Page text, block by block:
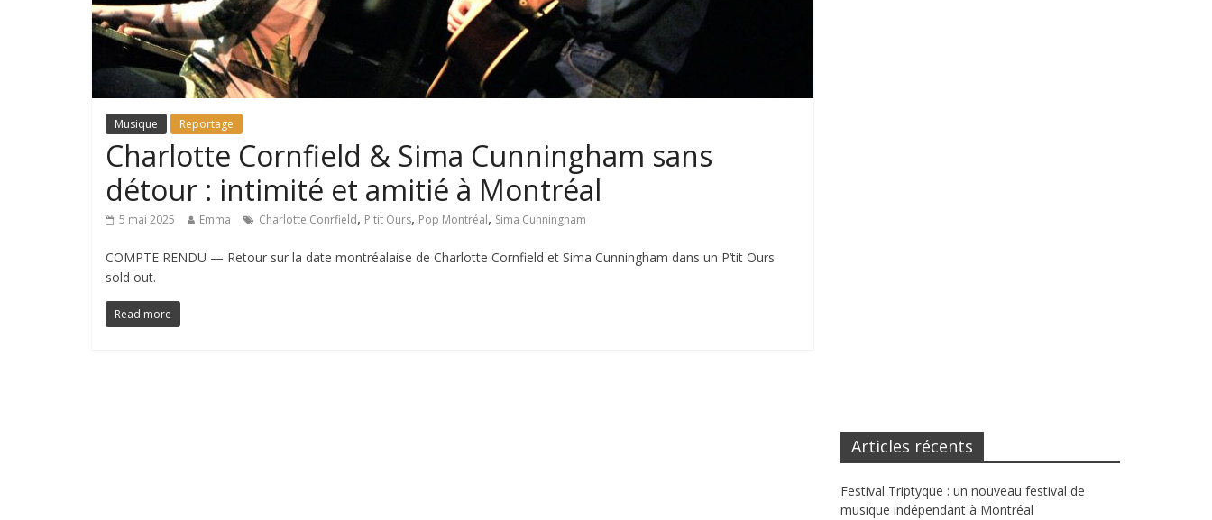
Musique Reportage
Charlotte Cornfield & Sima Cunningham sans
détour : intimité et amitié à Montréal
5 mai 2025 Emma Charlotte Conrfield, P'tit Ours, Pop Montréal, Sima Cunningham
COMPTE RENDU — Retour sur la date montréalaise de Charlotte Cornfield et Sima Cunningham dans un P’tit Ours
sold out.
Read more
Articles récents
Festival Triptyque : un nouveau festival de
musique indépendant à Montréal